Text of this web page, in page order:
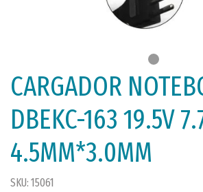
CARGADOR
DBEKC-163 19.5V
4.5MM*3.0MM
SKU: 15061